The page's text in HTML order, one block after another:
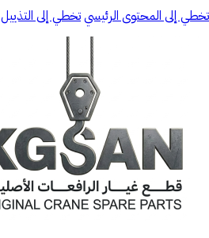
تخطي إلى المحتوى الرئيسيتخطي إلى التذييل